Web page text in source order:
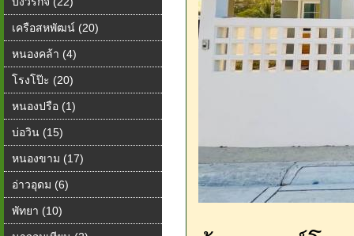
เครือสหพัฒน์ (20)
หนองคล้า (4)
โรงโป๊ะ (20)
หนองปรือ (1)
บ่อวิน (15)
หนองขาม (17)
อ่าวอุดม (6)
พัทยา (10)